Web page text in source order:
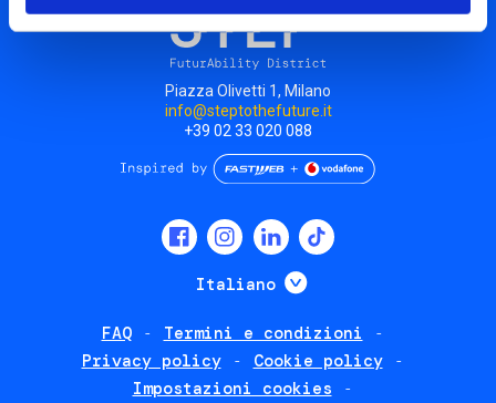
Piazza Olivetti 1, Milano
info@steptothefuture.it
+39 02 33 020 088
Italiano Mostra ulteriori
FAQ
Termini e condizioni
Privacy policy
Cookie policy
Impostazioni cookies